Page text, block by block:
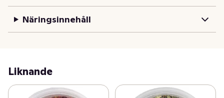
Näringsinnehåll
Liknande